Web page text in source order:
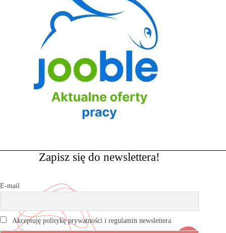
Zapisz się do newslettera!
E-mail
Akceptuję politykę prywatności i regulamin newslettera